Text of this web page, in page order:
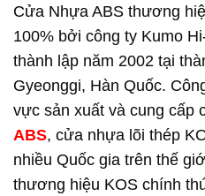
Cửa Nhựa ABS thương
100% bởi công ty Kumo
thành lập năm 2002 tại
Gyeonggi, Hàn Quốc.
vực sản xuất và cung cấp
ABS, cửa nhựa lõi thép
nhiều Quốc gia trên thế
thương hiệu KOS chính